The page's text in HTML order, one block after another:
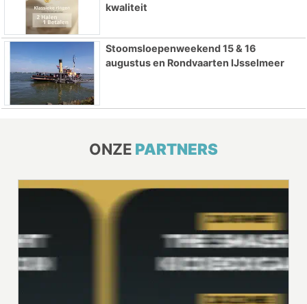
kwaliteit
Stoomsloepenweekend 15 & 16
augustus en Rondvaarten IJsselmeer
ONZE PARTNERS